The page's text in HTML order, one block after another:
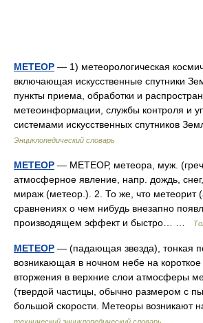
МЕТЕОР — 1) метеорологическая
включающая искусственные спутники
пункты приема, обработки и
метеоинформации, службы контроля и
системами искусственных спутников
Энциклопедический словарь
МЕТЕОР — МЕТЕОР, метеора, муж.
атмосферное явление, напр. дождь, снег,
мираж (метеор.). 2. То же, что метеорит
сравнениях о чем нибудь внезапно
производящем эффект и быстро… …
МЕТЕОР — (падающая звезда), тонкая
возникающая в ночном небе на короткое
вторжения в верхние слои атмосферы
(твердой частицы, обычно размером с
большой скорости. Метеоры